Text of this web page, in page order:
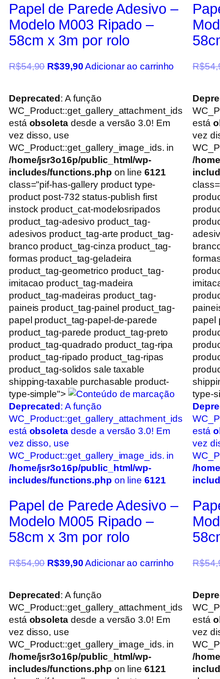
Papel de Parede Adesivo –
Modelo M003 Ripado –
58cm x 3m por rolo
R$54,90 R$39,90 Adicionar ao carrinho R$
Deprecated: A função
WC_Product::get_gallery_attachment_ids
está obsoletadesde a versão 3.0! Em
vez disso, use
WC_Product::get_gallery_image_ids. in
/home/jsr3o16p/public_html/wp-
includes/functions.php on line 6121
class="pif-has-gallery product type-
product post-732 status-publish first
instock product_cat-modelosripados
product_tag-adesivo product_tag-
adesivos product_tag-arte product_tag-
branco product_tag-cinza product_tag-
formas product_tag-geladeira
product_tag-geometrico product_tag-
imitacao product_tag-madeira
product_tag-madeiras product_tag-
paineis product_tag-painel product_tag-
papel product_tag-papel-de-parede
product_tag-parede product_tag-preto
product_tag-quadrado product_tag-ripa
product_tag-ripado product_tag-ripas
product_tag-solidos sale taxable
shipping-taxable purchasable product-
type-simple">
Deprecated: A função
WC_Product::get_gallery_attachment_ids
está obsoletadesde a versão 3.0! Em
vez disso, use
WC_Product::get_gallery_image_ids. in
/home/jsr3o16p/public_html/wp-
includes/functions.php on line 6121
Papel de Parede Adesivo –
Modelo M005 Ripado –
58cm x 3m por rolo
R$54,90 R$39,90 Adicionar ao carrinho
está
vez
/
papel
type-
está
vez
/
R$
Deprecated : A função
WC_Product::get_gallery_attachment_ids
está obsoletadesde a versão 3.0! Em
vez disso, use
WC_Product::get_gallery_image_ids. in
/home/jsr3o16p/public_html/wp-
includes/functions.php on line 6121
está
vez
/